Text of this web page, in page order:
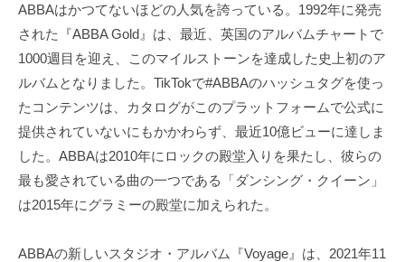
ABBAはかつてないほどの人気を誇っている。1992年に発売
された『ABBA Gold』は、最近、英国のアルバムチャートで
1000週目を迎え、このマイルストーンを達成した史上初のア
ルバムとなりました。TikTokで#ABBAのハッシュタグを使っ
たコンテンツは、カタログがこのプラットフォームで公式に
提供されていないにもかかわらず、最近10億ビューに達しま
した。ABBAは2010年にロックの殿堂入りを果たし、彼らの
最も愛されている曲の一つである「ダンシング・クイーン」
は2015年にグラミーの殿堂に加えられた。
ABBAの新しいスタジオ・アルバム『Voyage』は、2021年11